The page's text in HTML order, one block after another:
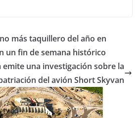
p
ar
tir
más taquillero del año en
un fin de semana histórico
emite una investigación sobre la
del avión Short Skyvan